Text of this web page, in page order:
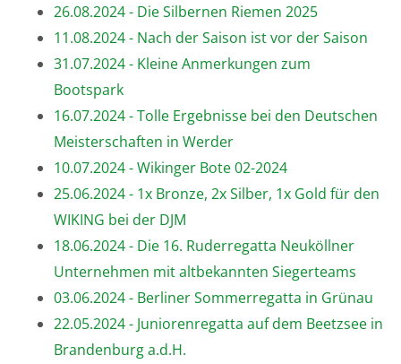
26.08.2024 - Die Silbernen Riemen 2025
11.08.2024 - Nach der Saison ist vor der Saison
31.07.2024 - Kleine Anmerkungen zum
Bootspark
16.07.2024 - Tolle Ergebnisse bei den Deutschen
Meisterschaften in Werder
10.07.2024 - Wikinger Bote 02-2024
25.06.2024 - 1x Bronze, 2x Silber, 1x Gold für den
WIKING bei der DJM
18.06.2024 - Die 16. Ruderregatta Neuköllner
Unternehmen mit altbekannten Siegerteams
03.06.2024 - Berliner Sommerregatta in Grünau
22.05.2024 - Juniorenregatta auf dem Beetzsee in
Brandenburg a.d.H.